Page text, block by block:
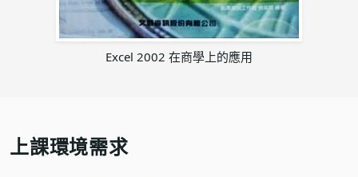
Excel 2002 在商學上的應用
上課環境需求